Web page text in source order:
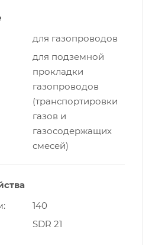
для газопроводов
для подземной
прокладки
газопроводов
(транспортировки
газов и
газосодержащих
смесей)
140
SDR 21